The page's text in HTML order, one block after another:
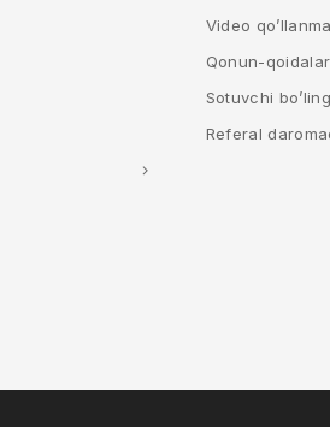
Video qo’llanma
Qonun-qoidalar
Sotuvchi bo’ling
Referal